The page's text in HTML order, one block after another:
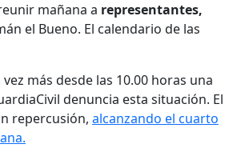
mañana a representantes,
el Bueno. El calendario de las
más desde las 10.00 horas una
denuncia esta situación. El
repercusión, alcanzando el cuarto